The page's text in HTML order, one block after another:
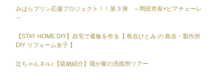
みはらプリン応援プロジェクト！！第３弾 ～岡田市長×ピアチェーレ
～
【STAY HOME DIY】自宅で看板を作る【 島谷ひとみ の 島谷・製作所
DIY リフォーム女子 】
辻ちゃんネル♪【収納紹介】我が家の洗面所ツアー